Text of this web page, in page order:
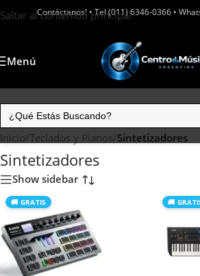
Saltar al contenido principal
Contáctanos! • Tel (011) 6346-0366 •
Menú
Inicio/Teclados y Pianos/Sintetizadores
Sintetizadores
Show sidebar
🚚 GRATIS 🚚